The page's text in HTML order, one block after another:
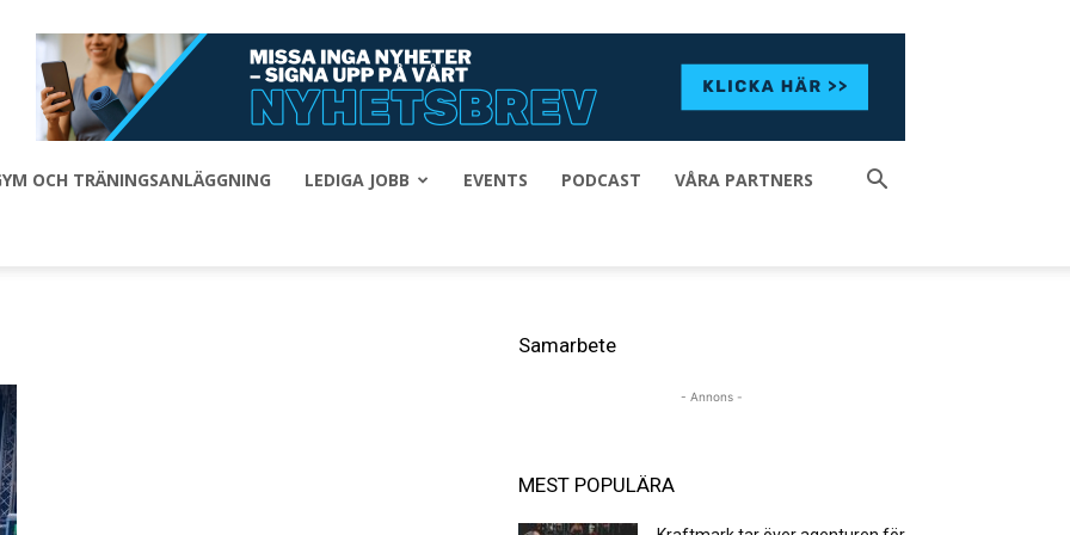
OCH TRÄNINGSANLÄGGNING LEDIGA JOBB EVENTS PODCAST VÅRA PARTNERS
Samarbete
- Annons -
MEST POPULÄRA